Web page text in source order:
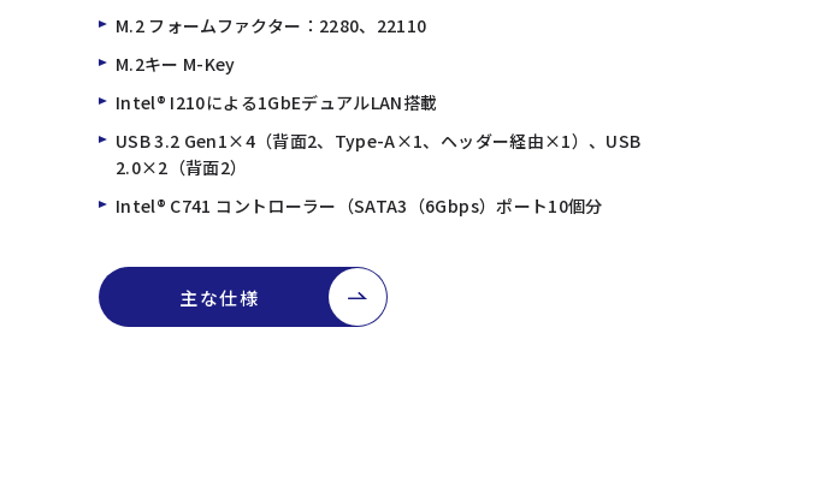
M.2 フォームファクター：2280、22110
M.2キー M-Key
Intel® I210による1GbEデュアルLAN搭載
USB 3.2 Gen1×4（背面2、Type-A×1、ヘッダー経由×1）、USB
2.0×2（背面2）
Intel® C741 コントローラー（SATA3（6Gbps）ポート10個分
主な仕様